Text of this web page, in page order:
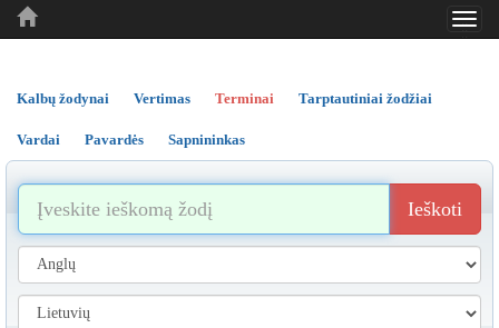
..
..
Kalbų žodynai Vertimas Terminai Tarptautiniai žodžiai
Vardai Pavardės Sapnininkas
Ieškoti